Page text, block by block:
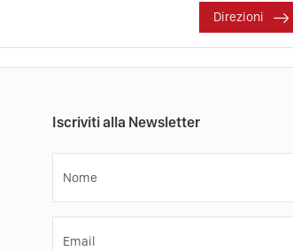
Direzioni
Iscriviti alla Newsletter
Nome
Email